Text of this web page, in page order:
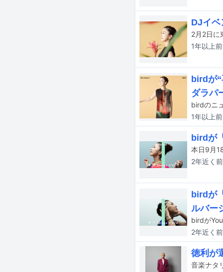
DJイベ
1年以上前
birdが
ダラパ
birdのニ
1年以上前
birdが
本日9月
2年近く 前
birdが
ルバー
birdが
2年近く 前
徳利が